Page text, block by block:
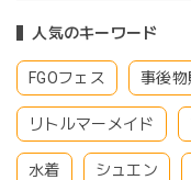
人気のキーワード
FGOフェス 事後物
リトルマーメイド
水着 シュエン